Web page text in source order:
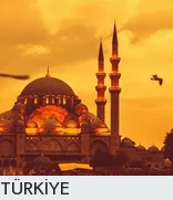
TÜRKİYE